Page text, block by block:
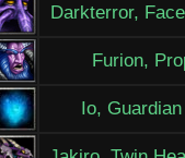
Darkterror,
Furion,
Io,